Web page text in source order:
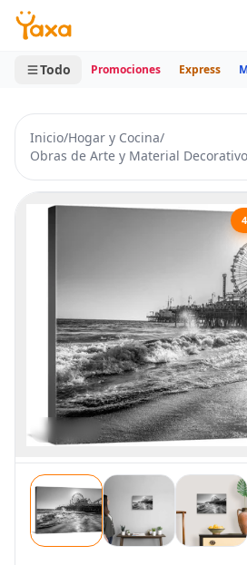
MINI CARRITO
0 productos
Todo Promociones Express
Inicio/Hogar y Cocina/
Obras de Arte y Material Decorativo